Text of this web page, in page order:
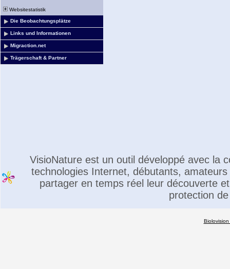
Websitestatistik
Die Beobachtungsplätze
Links und Informationen
Migraction.net
Trägerschaft & Partner
VisioNature est un outil développé avec la
technologies Internet, débutants,
partager en temps réel leur découverte
protection
Biolovision